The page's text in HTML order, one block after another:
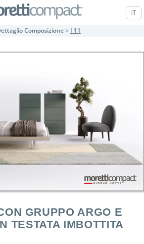
IT
Composizione> I 11
GRUPPO ARGO E
TESTATA IMBOTTITA